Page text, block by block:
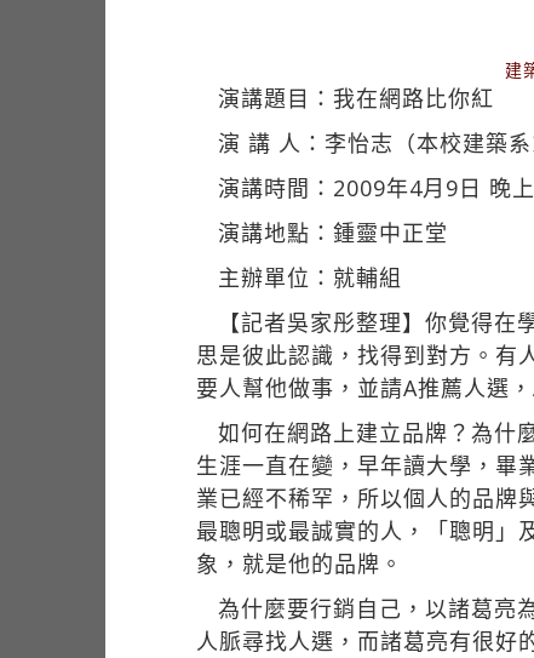
建
演講題目：我在網路比你紅
演 講 人：李怡志（本校建築
演講時間：2009年4月9日 晚
演講地點：鍾靈中正堂
主辦單位：就輔組
【記者吳家彤整理】你覺得
思是彼此認識，找得到對方。有
要人幫他做事，並請A推薦人選
如何在網路上建立品牌？為什
生涯一直在變，早年讀大學，畢
業已經不稀罕，所以個人的品牌
最聰明或最誠實的人，「聰明」
象，就是他的品牌。
為什麼要行銷自己，以諸葛亮
人脈尋找人選，而諸葛亮有很好